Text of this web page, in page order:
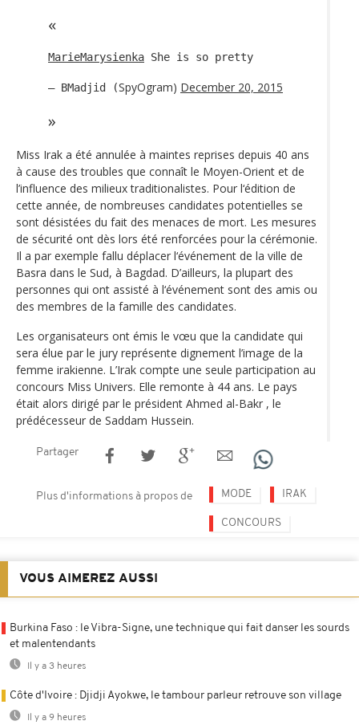
MarieMarysienka She is so pretty
— BMadjid (SpyOgram) December 20, 2015
Miss Irak a été annulée à maintes reprises depuis 40 ans
à cause des troubles que connaît le Moyen-Orient et de
l’influence des milieux traditionalistes. Pour l‘édition de
cette année, de nombreuses candidates potentielles se
sont désistées du fait des menaces de mort. Les mesures
de sécurité ont dès lors été renforcées pour la cérémonie.
Il a par exemple fallu déplacer l‘événement de la ville de
Basra dans le Sud, à Bagdad. D’ailleurs, la plupart des
personnes qui ont assisté à l‘événement sont des amis ou
des membres de la famille des candidates.
Les organisateurs ont émis le vœu que la candidate qui
sera élue par le jury représente dignement l’image de la
femme irakienne. L’Irak compte une seule participation au
concours Miss Univers. Elle remonte à 44 ans. Le pays
était alors dirigé par le président Ahmed al-Bakr , le
prédécesseur de Saddam Hussein.
Partager
Plus d'informations à propos de MODE IRAK
CONCOURS
VOUS AIMEREZ AUSSI
Burkina Faso : le Vibra-Signe, une technique qui fait danser les sourds
et malentendants
Il y a 3 heures
Côte d'Ivoire : Djidji Ayokwe, le tambour parleur retrouve son village
Il y a 9 heures